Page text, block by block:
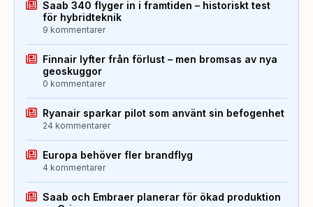
Saab 340 flyger in i framtiden – historiskt test
för hybridteknik
9 kommentarer
Finnair lyfter från förlust – men bromsas av nya
geoskuggor
0 kommentarer
Ryanair sparkar pilot som använt sin befogenhet
24 kommentarer
Europa behöver fler brandflyg
4 kommentarer
Saab och Embraer planerar för ökad produktion